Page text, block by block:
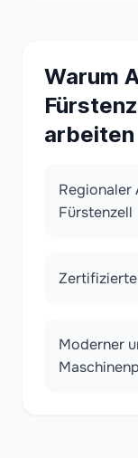
Warum
arbeiten
Regionaler
Fürstenzell
Moderner